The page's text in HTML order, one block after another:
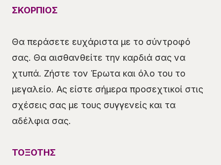
ΣΚΟΡΠΙΟΣ
Θα περάσετε ευχάριστα με το σύντροφό
σας. Θα αισθανθείτε την καρδιά σας να
χτυπά. Ζήστε τον Έρωτα και όλο του το
μεγαλείο. Ας είστε σήμερα προσεχτικοί στις
σχέσεις σας με τους συγγενείς και τα
αδέλφια σας.
ΤΟΞΟΤΗΣ